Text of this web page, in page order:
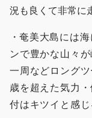
況も良くて非常に
・ 奄美大島には
ンで豊かな山々
一周などロング
歳を超えた気力
付はキツイと感じ